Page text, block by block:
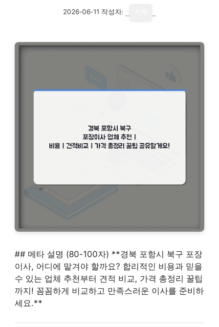
2026-06-11 작성자:
## 메타 설명 (80-100자) **경북 포항시 북구 포장
이사, 어디에 맡겨야 할까요? 합리적인 비용과 믿을
수 있는 업체 추천부터 견적 비교, 가격 총정리 꿀팁
까지! 꼼꼼하게 비교하고 만족스러운 이사를 준비하
세요.**